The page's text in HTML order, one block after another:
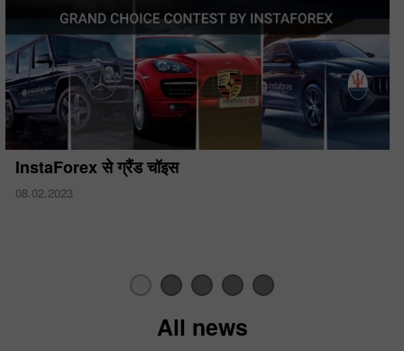
InstaForex से ग्रैंड चॉइस
08.02.2023
All news